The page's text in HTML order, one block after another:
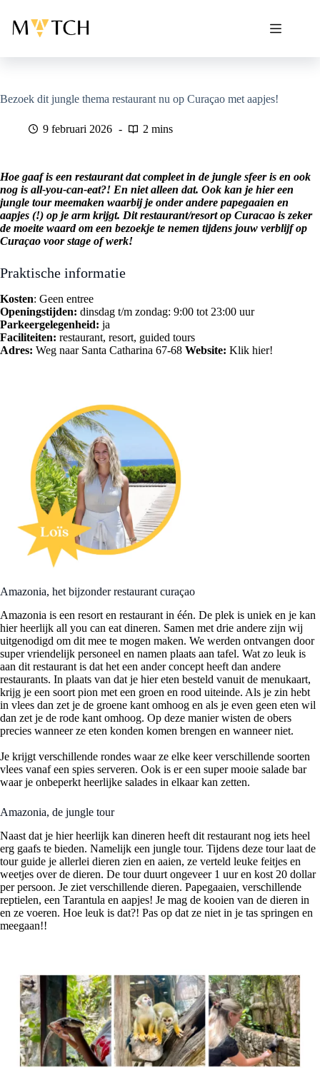
naar
Bezoek dit jungle thema restaurant nu op Curaçao met aapjes!
9 februari 2026 2 mins
Hoe gaaf is een restaurant dat compleet in de jungle sfeer is en ook
nog is all-you-can-eat?! En niet alleen dat. Ook kan je hier een
jungle tour meemaken waarbij je onder andere papegaaien en
aapjes (!) op je arm krijgt. Dit restaurant/resort op Curacao is zeker
de moeite waard om een bezoekje te nemen tijdens jouw verblijf op
Curaçao voor stage of werk!
Praktische informatie
Kosten: Geen entree
Openingstijden: dinsdag t/m zondag: 9:00 tot 23:00 uur
Parkeergelegenheid: ja
Faciliteiten: restaurant, resort, guided tours
Adres: Weg naar Santa Catharina 67-68 Website: Klik hier!
Amazonia, het bijzonder restaurant curaçao
Amazonia is een resort en restaurant in één. De plek is uniek en je kan
hier heerlijk all you can eat dineren. Samen met drie andere zijn wij
uitgenodigd om dit mee te mogen maken. We werden ontvangen door
super vriendelijk personeel en namen plaats aan tafel. Wat zo leuk is
aan dit restaurant is dat het een ander concept heeft dan andere
restaurants. In plaats van dat je hier eten besteld vanuit de menukaart,
krijg je een soort pion met een groen en rood uiteinde. Als je zin hebt
in vlees dan zet je de groene kant omhoog en als je even geen eten wil
dan zet je de rode kant omhoog. Op deze manier wisten de obers
precies wanneer ze eten konden komen brengen en wanneer niet.
Je krijgt verschillende rondes waar ze elke keer verschillende soorten
vlees vanaf een spies serveren. Ook is er een super mooie salade bar
waar je onbeperkt heerlijke salades in elkaar kan zetten.
Amazonia, de jungle tour
Naast dat je hier heerlijk kan dineren heeft dit restaurant nog iets heel
erg gaafs te bieden. Namelijk een jungle tour. Tijdens deze tour laat de
tour guide je allerlei dieren zien en aaien, ze verteld leuke feitjes en
weetjes over de dieren. De tour duurt ongeveer 1 uur en kost 20 dollar
per persoon. Je ziet verschillende dieren. Papegaaien, verschillende
reptielen, een Tarantula en aapjes! Je mag de kooien van de dieren in
en ze voeren. Hoe leuk is dat?! Pas op dat ze niet in je tas springen en
meegaan!!